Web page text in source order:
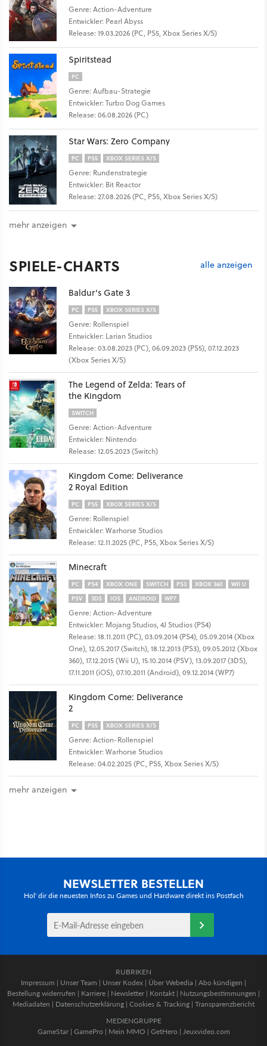
Genre: Action-Adventure
Entwickler: Pearl Abyss
Release: 19.03.2026 (PC, PS5, Xbox Series X/S)
Spiritstead
PC
Genre: Aufbau-Strategie
Entwickler: Turbo Dog Games
Release: 06.08.2026 (PC)
Star Wars: Zero Company
PC PS5 XBOX SERIES X/S
Genre: Rundenstrategie
Entwickler: Bit Reactor
Release: 27.08.2026 (PC, PS5, Xbox Series X/S)
mehr anzeigen
SPIELE-CHARTS alle anzeigen
Baldur's Gate 3
PC PS5 XBOX SERIES X/S
Genre: Rollenspiel
Entwickler: Larian Studios
Release: 03.08.2023 (PC), 06.09.2023 (PS5), 07.12.2023
(Xbox Series X/S)
The Legend of Zelda: Tears of
the Kingdom
SWITCH
Genre: Action-Adventure
Entwickler: Nintendo
Release: 12.05.2023 (Switch)
Kingdom Come: Deliverance
2 Royal Edition
PC PS5 XBOX SERIES X/S
Genre: Rollenspiel
Entwickler: Warhorse Studios
Release: 12.11.2025 (PC, PS5, Xbox Series X/S)
Minecraft
PC PS4 XBOX ONE SWITCH PS3 XBOX 360
WII U
PSV
3DS IOS ANDROID WP7
Genre: Action-Adventure
Entwickler: Mojang Studios, 4J Studios (PS4)
Release: 18.11.2011 (PC), 03.09.2014 (PS4), 05.09.2014 (Xbox
One), 12.05.2017 (Switch), 18.12.2013 (PS3), 09.05.2012 (Xbox
360), 17.12.2015 (Wii U), 15.10.2014 (PSV), 13.09.2017 (3DS),
17.11.2011 (iOS), 07.10.2011 (Android), 09.12.2014 (WP7)
Kingdom Come: Deliverance
2
PC PS5 XBOX SERIES X/S
Genre: Action-Rollenspiel
Entwickler: Warhorse Studios
Release: 04.02.2025 (PC, PS5, Xbox Series X/S)
mehr anzeigen
NEWSLETTER BESTELLEN
Hol' dir die neuesten Infos zu Games und Hardware direkt ins Postfach
RUBRIKEN
Impressum | Unser Team | Unser Kodex | Über Webedia | Abo kündigen |
Bestellung widerrufen | Karriere | Newsletter | Kontakt | Nutzungsbestimmungen |
Mediadaten | Datenschutzerklärung | Cookies & Tracking | Transparenzbericht
MEDIENGRUPPE
GameStar| GamePro | Mein MMO | GetHero | Jeuxvideo.com